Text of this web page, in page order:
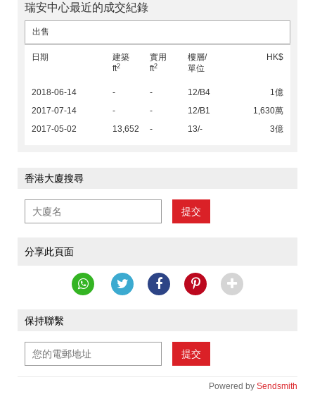
瑞安中心最近的成交紀錄
出售
日期
建築
ft2
實用
ft2
樓層/
單位
HK$
2018-06-14 - - 12/B4
1億
2017-07-14
- - 12/B1
1,630萬
2017-05-02
13,652 - 13/- 3億
香港大廈搜尋
提交
分享此頁面
保持聯繫
提交
Powered by Sendsmith